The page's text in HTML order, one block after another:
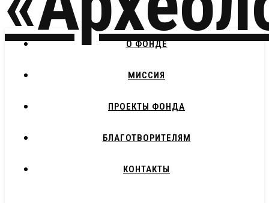
О ФОНДЕ
МИССИЯ
ПРОЕКТЫ ФОНДА
БЛАГОТВОРИТЕЛЯМ
КОНТАКТЫ